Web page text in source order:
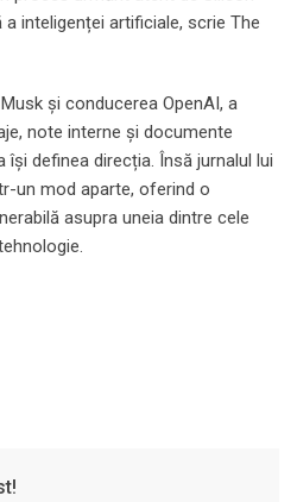
inteligenței artificiale, scrie The
și conducerea OpenAI, a
note interne și documente
definea direcția. Însă jurnalul lui
un mod aparte, oferind o
asupra uneia dintre cele